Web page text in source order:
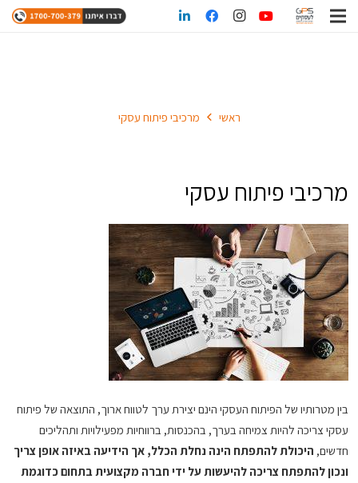
ראשי מרכיבי פיתוח עסקי
מרכיבי פיתוח עסקי
בין מטרותיו של הפיתוח העסקי הינם יצירת ערך לטווח ארוך, התוצאה של פיתוח
עסקי צריכה להיות צמיחה בערך, בהכנסות, ברווחיות מפעילויות ותהליכים
חדשים, היכולת להתפתח הינה נחלת הכלל, אך הידיעה באיזה אופן צריך
ונכון להתפתח צריכה להיעשות על ידי חברה מקצועית בתחום כדוגמת